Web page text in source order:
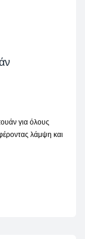
για όλους
λάμψη και